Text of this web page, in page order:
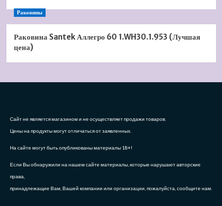
Раковины
Раковина Santek Аллегро 60 1.WH30.1.953 (Лучшая
цена)
Сайт не является магазином и не осуществляет продажи товаров.
Цены на продукты могут отличаться от заявленных.
На сайте могут быть опубликованы материалы 18+!
Если Вы обнаружили на нашем сайте материалы, которые нарушают авторские
права,
принадлежащие Вам, Вашей компании или организации, пожалуйста, сообщите нам.